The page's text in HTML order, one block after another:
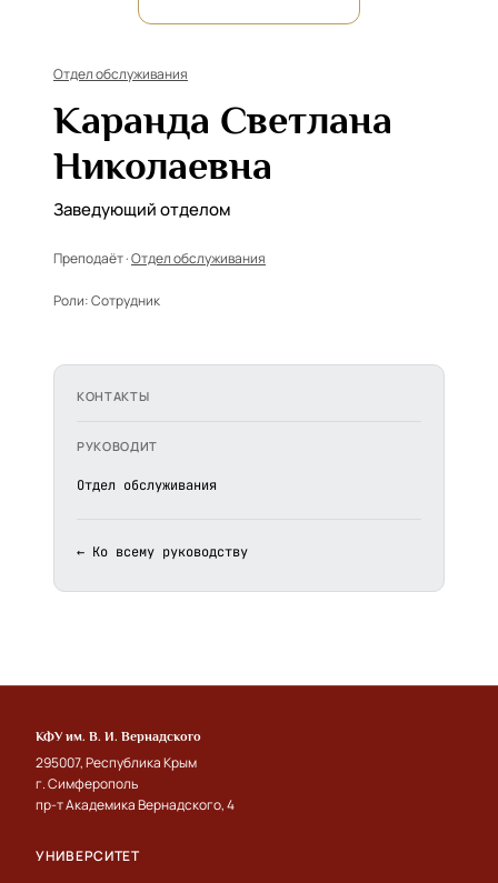
Отдел обслуживания
Каранда Светлана
Николаевна
Заведующий отделом
Преподаёт ·Отдел обслуживания
Роли:Сотрудник
КОНТАКТЫ
РУКОВОДИТ
Отдел обслуживания
← Ко всему руководству
КФУ им. В. И. Вернадского
295007, Республика Крым
г. Симферополь
пр-т Академика Вернадского, 4
УНИВЕРСИТЕТ